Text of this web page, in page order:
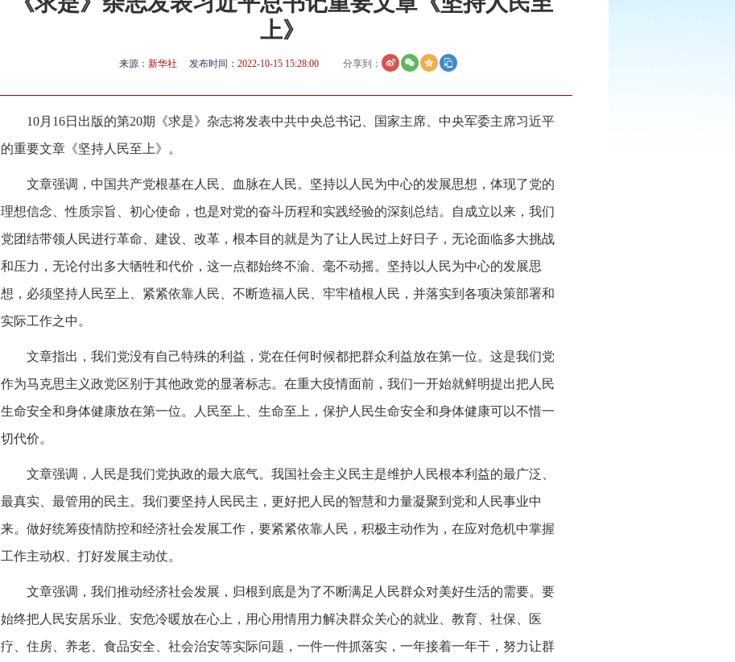
上》
来源： 新华社 发布时间： 2022-10-15 15:28:00 分享到：
10月16日出版的第20期《求是》杂志将发表中共中央总书记、国家主席、中央军委主席习近平
的重要文章《坚持人民至上》。
文章强调，中国共产党根基在人民、血脉在人民。坚持以人民为中心的发展思想，体现了党的
理想信念、性质宗旨、初心使命，也是对党的奋斗历程和实践经验的深刻总结。自成立以来，我们
党团结带领人民进行革命、建设、改革，根本目的就是为了让人民过上好日子，无论面临多大挑战
和压力，无论付出多大牺牲和代价，这一点都始终不渝、毫不动摇。坚持以人民为中心的发展思
想，必须坚持人民至上、紧紧依靠人民、不断造福人民、牢牢植根人民，并落实到各项决策部署和
实际工作之中。
文章指出，我们党没有自己特殊的利益，党在任何时候都把群众利益放在第一位。这是我们党
作为马克思主义政党区别于其他政党的显著标志。在重大疫情面前，我们一开始就鲜明提出把人民
生命安全和身体健康放在第一位。人民至上、生命至上，保护人民生命安全和身体健康可以不惜一
切代价。
文章强调，人民是我们党执政的最大底气。我国社会主义民主是维护人民根本利益的最广泛、
最真实、最管用的民主。我们要坚持人民民主，更好把人民的智慧和力量凝聚到党和人民事业中
来。做好统筹疫情防控和经济社会发展工作，要紧紧依靠人民，积极主动作为，在应对危机中掌握
工作主动权、打好发展主动仗。
文章强调，我们推动经济社会发展，归根到底是为了不断满足人民群众对美好生活的需要。要
始终把人民安居乐业、安危冷暖放在心上，用心用情用力解决群众关心的就业、教育、社保、医
疗、住房、养老、食品安全、社会治安等实际问题，一件一件抓落实，一年接着一年干，努力让群